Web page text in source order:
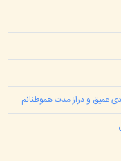
عمیق و دراز مدت هموطنانم